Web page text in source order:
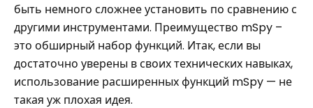
быть немного сложнее установить по сравнению с
другими инструментами. Преимущество mSpy –
это обширный набор функций. Итак, если вы
достаточно уверены в своих технических навыках,
использование расширенных функций mSpy — не
такая уж плохая идея.